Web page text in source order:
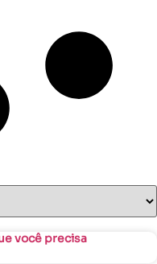
você precisa